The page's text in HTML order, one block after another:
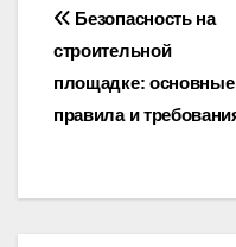
Навигация
по
записям
Безопасность на
строительной
площадке: основные
правила и